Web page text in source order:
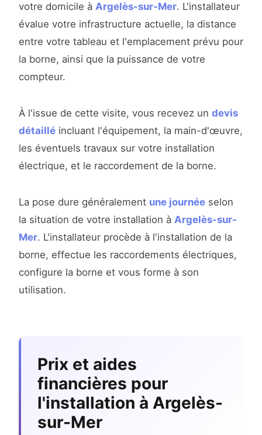
votre domicile à Argelès-sur-Mer. L'installateur
évalue votre infrastructure actuelle, la distance
entre votre tableau et l'emplacement prévu pour
la borne, ainsi que la puissance de votre
compteur.
À l'issue de cette visite, vous recevez un devis
détaillé incluant l'équipement, la main-d'œuvre,
les éventuels travaux sur votre installation
électrique, et le raccordement de la borne.
La pose dure généralement une journée selon
la situation de votre installation à Argelès-sur-
Mer. L'installateur procède à l'installation de la
borne, effectue les raccordements électriques,
configure la borne et vous forme à son
utilisation.
Prix et aides
financières pour
l'installation à Argelès-
sur-Mer